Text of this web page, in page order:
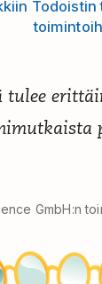
tulee
GmbH:n